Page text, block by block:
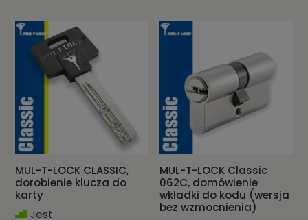
MUL-T-LOCK CLASSIC,
dorobienie klucza do
karty
Jest
MUL-T-LOCK Classic
062C, domówienie
wkładki do kodu (wersja
bez wzmocnienia)